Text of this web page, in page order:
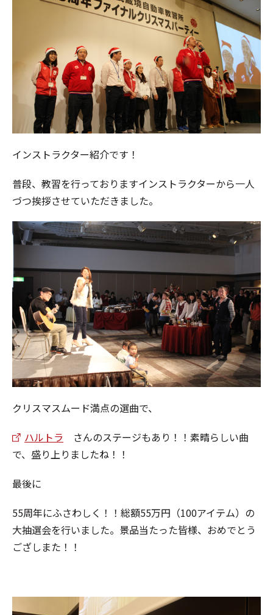
インストラクター紹介です！
普段、教習を行っておりますインストラクターから一人
づつ挨拶させていただきました。
クリスマスムード満点の選曲で、
ハルトラ さんのステージもあり！！素晴らしい曲
で、盛り上りましたね！！
最後に
55周年にふさわしく！！総額55万円（100アイテム）の
大抽選会を行いました。景品当たった皆様、おめでとう
ござしまた！！